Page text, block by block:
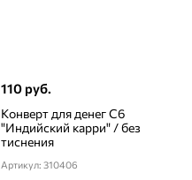
110 руб.
Конверт для денег С6
"Индийский карри" / без
тиснения
Артикул: 310406